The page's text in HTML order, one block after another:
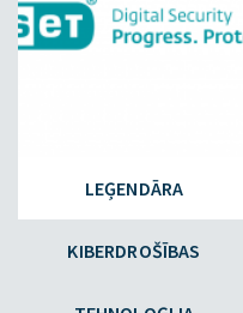
LEĢENDĀRA
KIBERDROŠĪBAS